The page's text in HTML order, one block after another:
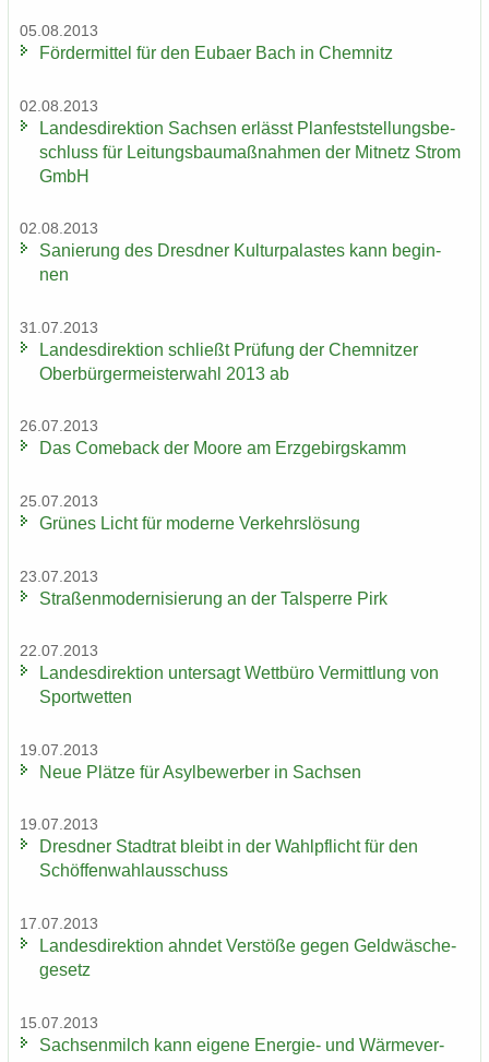
05.08.2013
För­der­mit­tel für den Eu­ba­er Bach in Chem­nitz
02.08.2013
Lan­des­di­rek­ti­on Sach­sen er­lässt Plan­fest­stel­lungs­be­
schluss für Lei­tungs­bau­maß­nah­men der Mit­netz Strom
GmbH
02.08.2013
Sa­nie­rung des Dresd­ner Kul­tur­pa­las­tes kann be­gin­
nen
31.07.2013
Lan­des­di­rek­ti­on schließt Prü­fung der Chem­nit­zer
Ober­bür­ger­meis­ter­wahl 2013 ab
26.07.2013
Das Come­back der Moore am Erz­ge­birgs­kamm
25.07.2013
Grü­nes Licht für mo­der­ne Ver­kehrs­lö­sung
23.07.2013
Stra­ßen­mo­der­ni­sie­rung an der Tal­sper­re Pirk
22.07.2013
Lan­des­di­rek­ti­on un­ter­sagt Wett­bü­ro Ver­mitt­lung von
Sport­wet­ten
19.07.2013
Neue Plät­ze für Asyl­be­wer­ber in Sach­sen
19.07.2013
Dresd­ner Stadt­rat bleibt in der Wahl­pflicht für den
Schöf­fen­wahl­aus­schuss
17.07.2013
Lan­des­di­rek­ti­on ahn­det Ver­stö­ße gegen Geld­wä­sche­
ge­setz
15.07.2013
Sach­sen­milch kann ei­ge­ne Energie-​ und Wär­me­ver­